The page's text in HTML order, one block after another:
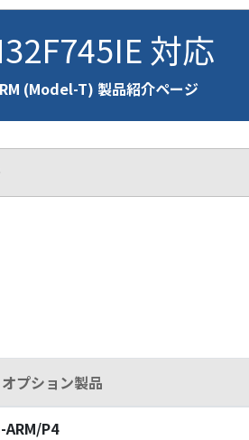
対応
(Model-T) 製品紹介ページ
プション製品
ARM/P4